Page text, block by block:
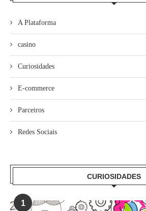
A Plataforma
casino
Curiosidades
E-commerce
Parceiros
Redes Sociais
CURIOSIDADES
1